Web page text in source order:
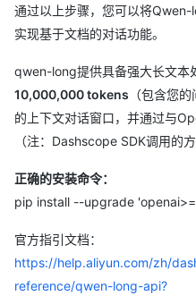
通过以上步骤，您可以将Qwen-
实现基于文档的对话功能。
qwen-long提供具备强大长文本
10,000,000 tokens （包含您
的上下文对话窗口，并通过与
（注：Dashscope SDK调用的
正确的安装命令：
pip install --upgrade
官方指引文档：
https://help.aliyun.com/zh/
reference/qwen-long-api?